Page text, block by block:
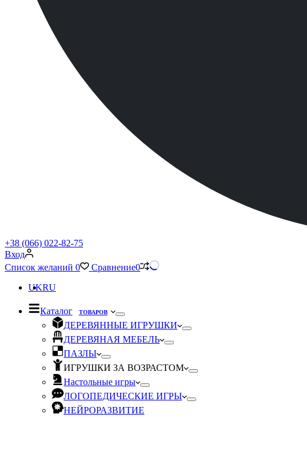
+38 (066) 022-82-75
Вход
Список желаний 0 Сравнение0
UKRU
Каталог ТОВАРОВ
ДЕРЕВЯННЫЕ ИГРУШКИ
ДЕРЕВЯНАЯ МЕБЕЛЬ
ПАЗЛЫ
ИГРУШКИ ЗА ВОЗРАСТОМ
Настольные игры
ЛОГОПЕДИЧЕСКИЕ ИГРЫ
НЕЙРОРАЗВИТИЕ